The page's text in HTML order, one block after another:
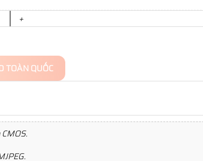
+
TOÀN QUỐC